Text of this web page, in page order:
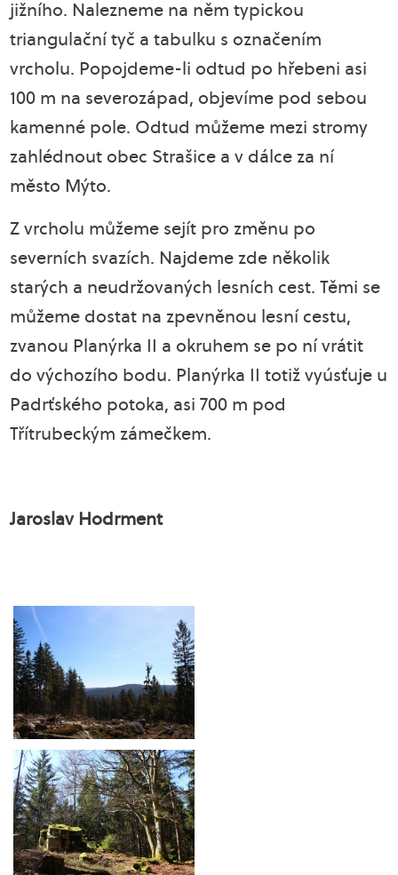
jižního. Nalezneme na něm typickou
triangulační tyč a tabulku s označením
vrcholu. Popojdeme-li odtud po hřebeni asi
100 m na severozápad, objevíme pod sebou
kamenné pole. Odtud můžeme mezi stromy
zahlédnout obec Strašice a v dálce za ní
město Mýto.
Z vrcholu můžeme sejít pro změnu po
severních svazích. Najdeme zde několik
starých a neudržovaných lesních cest. Těmi se
můžeme dostat na zpevněnou lesní cestu,
zvanou Planýrka II a okruhem se po ní vrátit
do výchozího bodu. Planýrka II totiž vyúsťuje u
Padrťského potoka, asi 700 m pod
Třítrubeckým zámečkem.
Jaroslav Hodrment